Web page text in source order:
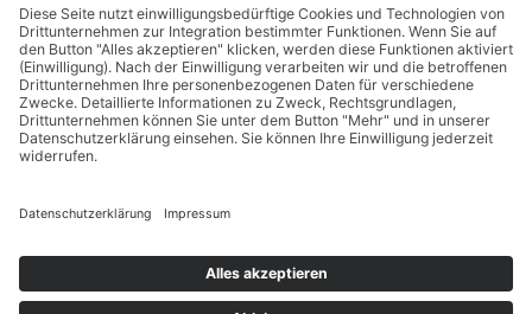
Judoanzug 100 Kinder
Sport-Thieme Mini-Basketball „Playground“, Blau
Sportime Kickertisch „Connect & Play“ Stadion Edition,
Blau-Weiß